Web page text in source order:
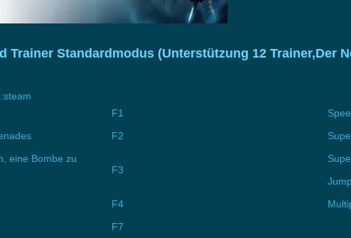
Trainer Standardmodus (Unterstützung 12 Trainer,Der
steam
F1
F2
eine Bombe zu
F3
F4
F7